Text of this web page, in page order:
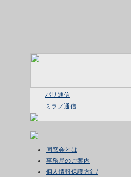
パリ通信
ミラノ通信
同窓会とは
事務局のご案内
個人情報保護方針/